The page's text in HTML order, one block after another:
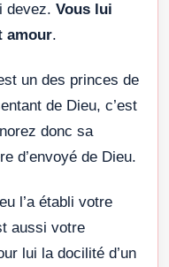
devez. Vous lui
amour.
un des princes de
de Dieu, c’est
donc sa
d’envoyé de Dieu.
l’a établi votre
aussi votre
lui la docilité d’un